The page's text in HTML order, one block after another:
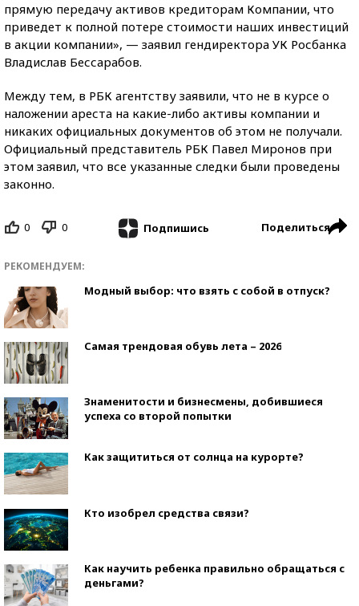
прямую передачу активов кредиторам Компании, что
приведет к полной потере стоимости наших инвестиций
в акции компании», — заявил гендиректора УК Росбанка
Владислав Бессарабов.
Между тем, в РБК агентству заявили, что не в курсе о
наложении ареста на какие-либо активы компании и
никаких официальных документов об этом не получали.
Официальный представитель РБК Павел Миронов при
этом заявил, что все указанные следки были проведены
законно.
0 0 Подпишись Поделиться
РЕКОМЕНДУЕМ:
Модный выбор: что взять с собой в отпуск?
Самая трендовая обувь лета – 2026
Знаменитости и бизнесмены, добившиеся
успеха со второй попытки
Как защититься от солнца на курорте?
Кто изобрел средства связи?
Как научить ребенка правильно обращаться с
деньгами?